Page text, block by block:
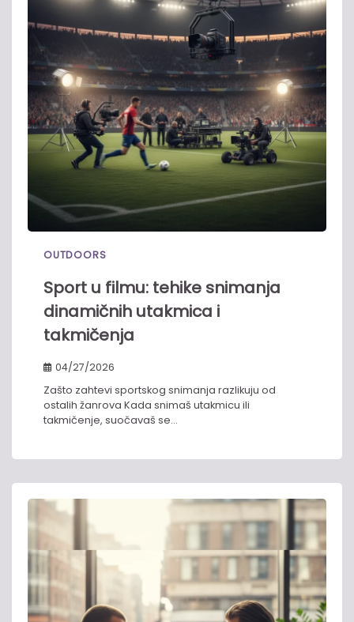
OUTDOORS
Sport u filmu: tehike snimanja
dinamičnih utakmica i
takmičenja
04/27/2026
Zašto zahtevi sportskog snimanja razlikuju od
ostalih žanrova Kada snimaš utakmicu ili
takmičenje, suočavaš se…